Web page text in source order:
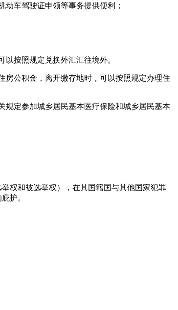
车驾驶证申领等事务提供便利；
按照规定兑换外汇汇往境外。
房公积金，离开缴存地时，可以按照规定办理住
规定参加城乡居民基本医疗保险和城乡居民基本
权和被选举权），在其国籍国与其他国家犯罪
护。